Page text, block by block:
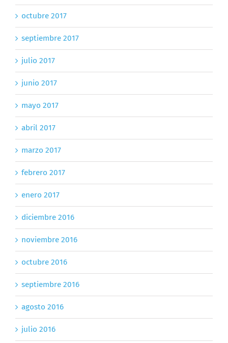
octubre 2017
septiembre 2017
julio 2017
junio 2017
mayo 2017
abril 2017
marzo 2017
febrero 2017
enero 2017
diciembre 2016
noviembre 2016
octubre 2016
septiembre 2016
agosto 2016
julio 2016